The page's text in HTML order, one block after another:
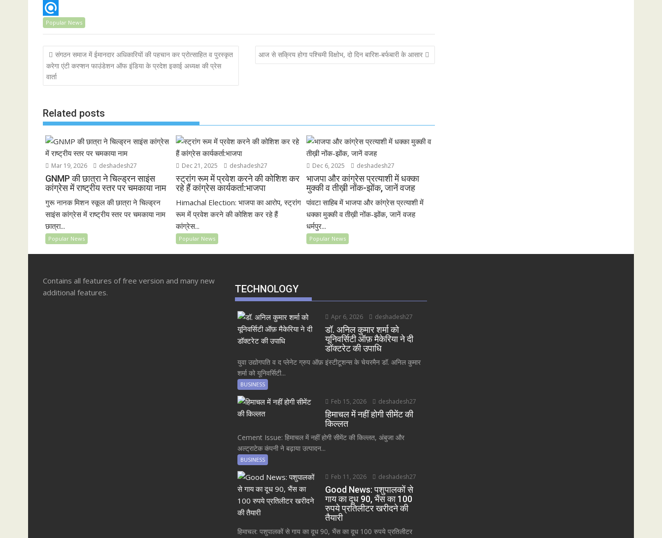
e
b
a
p
w
r
E
m
R
n
Popular News
Post
navigation
संगठन समाज में ईमानदार अधिकारियों की पहचान कर प्रोत्साहित व पुरस्कृत
करेगा एंटी करप्शन फाउंडेशन ऑफ इंडिया के प्रदेश इकाई अध्यक्ष की प्रेस
वार्ता
आज से सक्रिय होगा पश्चिमी विक्षोभ, दो दिन बारिश-बर्फबारी के आसार
Related posts
Mar 19, 2026 deshadesh27
GNMP की छात्रा ने चिल्ड्रन साइंस
कांग्रेस में राष्ट्रीय स्तर पर चमकाया नाम
गुरू नानक मिशन स्कूल की छात्रा ने चिल्ड्रन
साइंस कांग्रेस में राष्ट्रीय स्तर पर चमकाया नाम
छात्रा...
Popular News
Dec 21, 2025 deshadesh27
स्ट्रांग रूम में प्रवेश करने की कोशिश कर
रहे हैं कांग्रेस कार्यकर्ता:भाजपा
Himachal Election: भाजपा का आरोप, स्ट्रांग
रूम में प्रवेश करने की कोशिश कर रहे हैं
कांग्रेस...
Popular News
Dec 6, 2025 deshadesh27
भाजपा और कांग्रेस प्रत्याशी में धक्का
मुक्की व तीख़ी नोंक-झोंक, जानें वजह
पांवटा साहिब में भाजपा और कांग्रेस प्रत्याशी में
धक्का मुक्की व तीख़ी नोंक-झोंक, जानें वजह
धर्मपुर...
Popular News
Contains all features of free version and many new
additional features.
TECHNOLOGY
Apr 6, 2026 deshadesh27
डॉ. अनिल कुमार शर्मा को
यूनिवर्सिटी ऑफ़ मैकेरिया ने दी
डॉक्टरेट की उपाधि
युवा उद्योगपति व द प्लेनेट ग्रुप ऑफ़ इंस्टीटूशन्स के चेयरमैन डॉ. अनिल कुमार
शर्मा को यूनिवर्सिटी...
BUSINESS
Feb 15, 2026 deshadesh27
हिमाचल में नहीं होगी सीमेंट की
किल्लत
Cement Issue: हिमाचल में नहीं होगी सीमेंट की किल्लत, अंबुजा और
अल्ट्राटेक कंपनी ने बढ़ाया उत्पादन...
BUSINESS
Feb 11, 2026 deshadesh27
Good News: पशुपालकों से
गाय का दूध 90, भैंस का 100
रुपये प्रतिलीटर खरीदने की
तैयारी
हिमाचल: पशुपालकों से गाय का दूध 90, भैंस का दूध 100 रुपये प्रतिलीटर